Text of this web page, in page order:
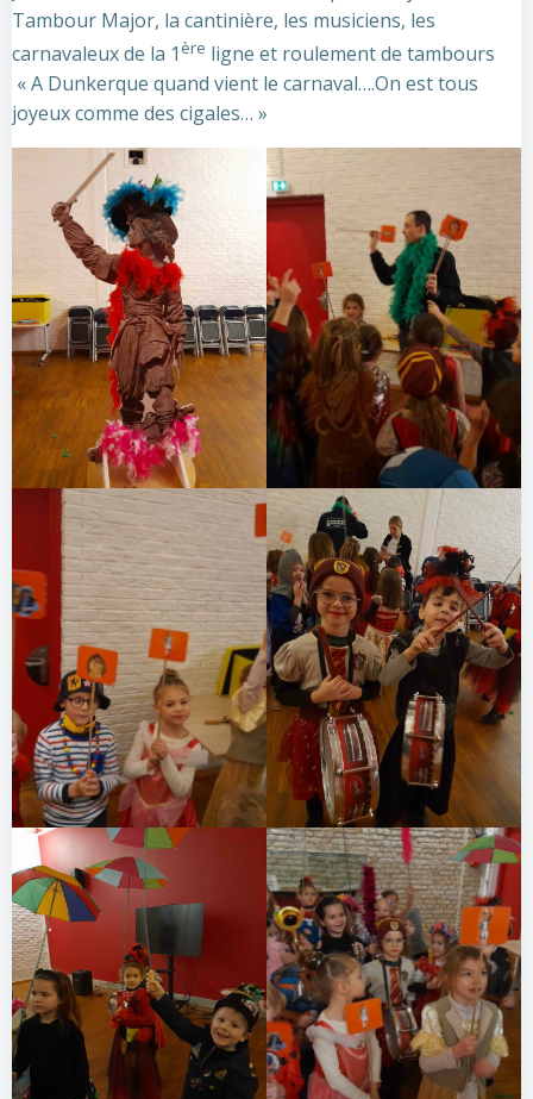
Tambour Major, la cantinière, les musiciens, les
carnavaleux de la 1ère ligne et roulement de tambours
« A Dunkerque quand vient le carnaval….On est tous
joyeux comme des cigales… »